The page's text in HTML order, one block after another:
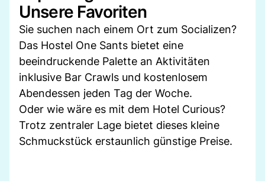
Unsere Favoriten
Sie suchen nach einem Ort zum Socializen?
Das Hostel One Sants bietet eine
beeindruckende Palette an Aktivitäten
inklusive Bar Crawls und kostenlosem
Abendessen jeden Tag der Woche.
Oder wie wäre es mit dem Hotel Curious?
Trotz zentraler Lage bietet dieses kleine
Schmuckstück erstaunlich günstige Preise.